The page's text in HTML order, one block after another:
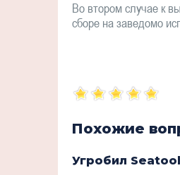
Во втором случае к
сборе на заведомо
Похожие
Угробил